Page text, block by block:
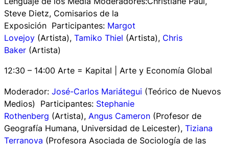
Steve Dietz, Comisarios de la
Exposición Participantes: Margot
Lovejoy (Artista), Tamiko Thiel (Artista), Chris
Baker (Artista)
12:30 – 14:00 Arte = Kapital | Arte y Economía Global
Moderador: José-Carlos Mariátegui (Teórico de Nuevos
Medios) Participantes: Stephanie
Rothenberg (Artista), Angus Cameron (Profesor de
Geografía Humana, Universidad de Leicester), Tiziana
Terranova (Profesora Asociada de Sociología de las